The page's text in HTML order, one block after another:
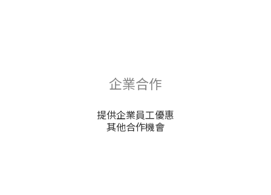
企業合作
提供企業員工優惠
其他合作機會